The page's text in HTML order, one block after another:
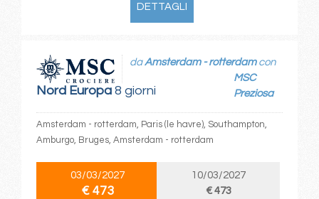
DETTAGLI
Nord Europa8 giorni
daAmsterdam - rotterdamcon
MSC
Preziosa
Amsterdam - rotterdam, Paris (le havre), Southampton,
Amburgo, Bruges, Amsterdam - rotterdam
03/03/2027
€ 473
10/03/2027
€ 473